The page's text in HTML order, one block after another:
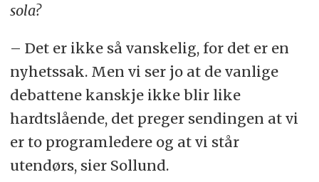
sola?
– Det er ikke så vanskelig, for det er en
nyhetssak. Men vi ser jo at de vanlige
debattene kanskje ikke blir like
hardtslående, det preger sendingen at vi
er to programledere og at vi står
utendørs, sier Sollund.